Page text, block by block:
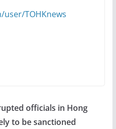
TOHKnews
officials in Hong
to be sanctioned